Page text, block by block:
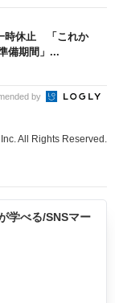
時休止 「これか
備期間」...
by
All Rights Reserved.
学べる/SNSマー